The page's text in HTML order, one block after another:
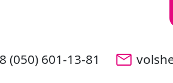
(050) 601-13-81